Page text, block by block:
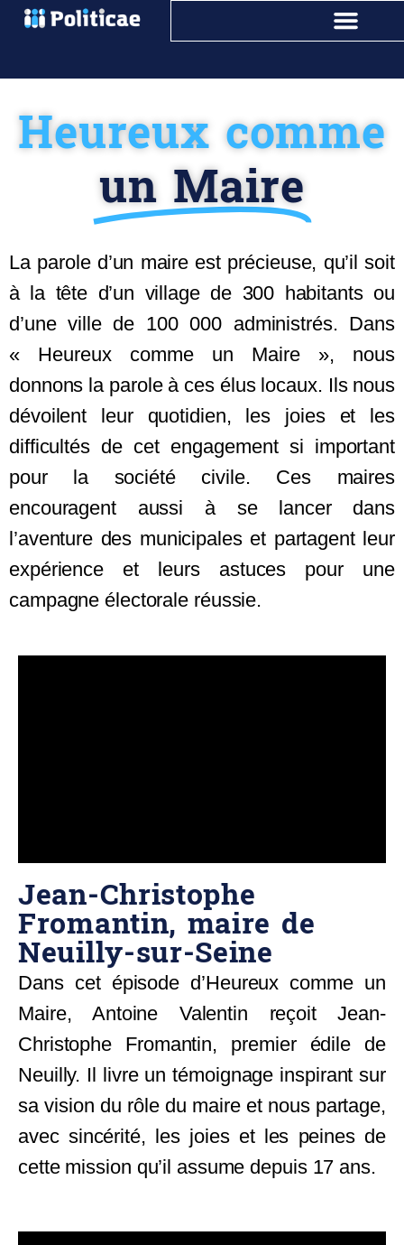
Heureux comme
un Maire
La parole d’un maire est précieuse, qu’il soit
à la tête d’un village de 300 habitants ou
d’une ville de 100 000 administrés. Dans
« Heureux comme un Maire », nous
donnons la parole à ces élus locaux. Ils nous
dévoilent leur quotidien, les joies et les
difficultés de cet engagement si important
pour la société civile. Ces maires
encouragent aussi à se lancer dans
l’aventure des municipales et partagent leur
expérience et leurs astuces pour une
campagne électorale réussie.
Jean-Christophe
Fromantin, maire de
Neuilly-sur-Seine​
Dans cet épisode d’Heureux comme un
Maire, Antoine Valentin reçoit Jean-
Christophe Fromantin, premier édile de
Neuilly. Il livre un témoignage inspirant sur
sa vision du rôle du maire et nous partage,
avec sincérité, les joies et les peines de
cette mission qu’il assume depuis 17 ans.